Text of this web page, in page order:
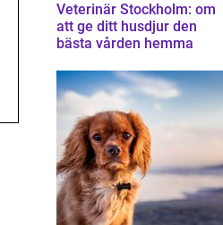
Veterinär Stockholm: om
att ge ditt husdjur den
bästa vården hemma